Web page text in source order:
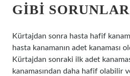
GIBI
Kürtajdan sonra hasta hafif
hasta kanamanın adet kanaması
Kürtajdan sonraki ilk adet
kanamasından daha hafif olabilir